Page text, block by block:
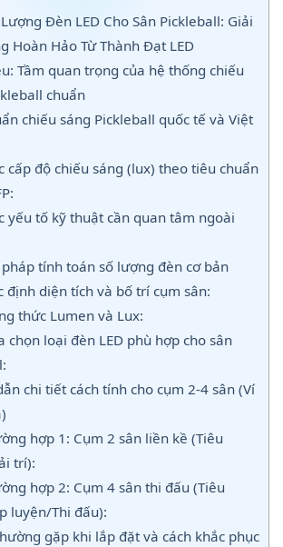
Đèn LED Cho Sân Pickleball: Giải
Hoàn Hảo Từ Thành Đạt LED
Tầm quan trọng của hệ thống chiếu
chuẩn
chiếu sáng Pickleball quốc tế và Việt
cấp độ chiếu sáng (lux) theo tiêu chuẩn
yếu tố kỹ thuật cần quan tâm ngoài
tính toán số lượng đèn cơ bản
định diện tích và bố trí cụm sân:
thức Lumen và Lux:
chọn loại đèn LED phù hợp cho sân
chi tiết cách tính cho cụm 2-4 sân (Ví
hợp 1: Cụm 2 sân liền kề (Tiêu
trí):
hợp 2: Cụm 4 sân thi đấu (Tiêu
luyện/Thi đấu):
gặp khi lắp đặt và cách khắc phục